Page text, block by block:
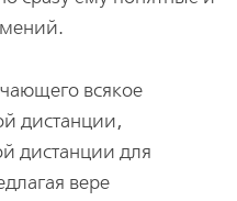
всякое
дистанции,
дистанции для
вере